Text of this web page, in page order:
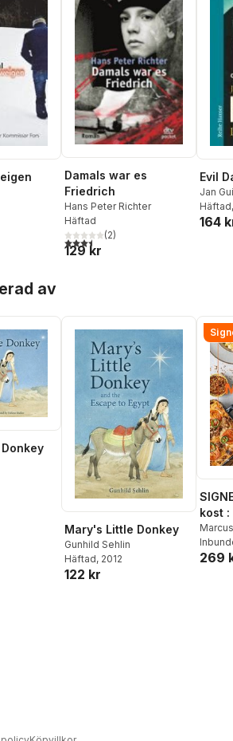
Damals war es
Friedrich
Hans Peter Richter
Häftad
3,5utav 5 stjärnor. Totalt antal röster:
(2)
129 kr
Evil
Jan
Häftad
164
av
Mary's Little Donkey
Gunhild Sehlin
Häftad, 2012
122 kr
kost
269